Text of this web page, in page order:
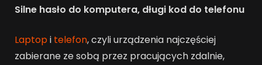
Silne hasło do komputera, długi kod do telefonu
Laptopi telefon, czyli urządzenia najczęściej
zabierane ze sobą przez pracujących zdalnie,